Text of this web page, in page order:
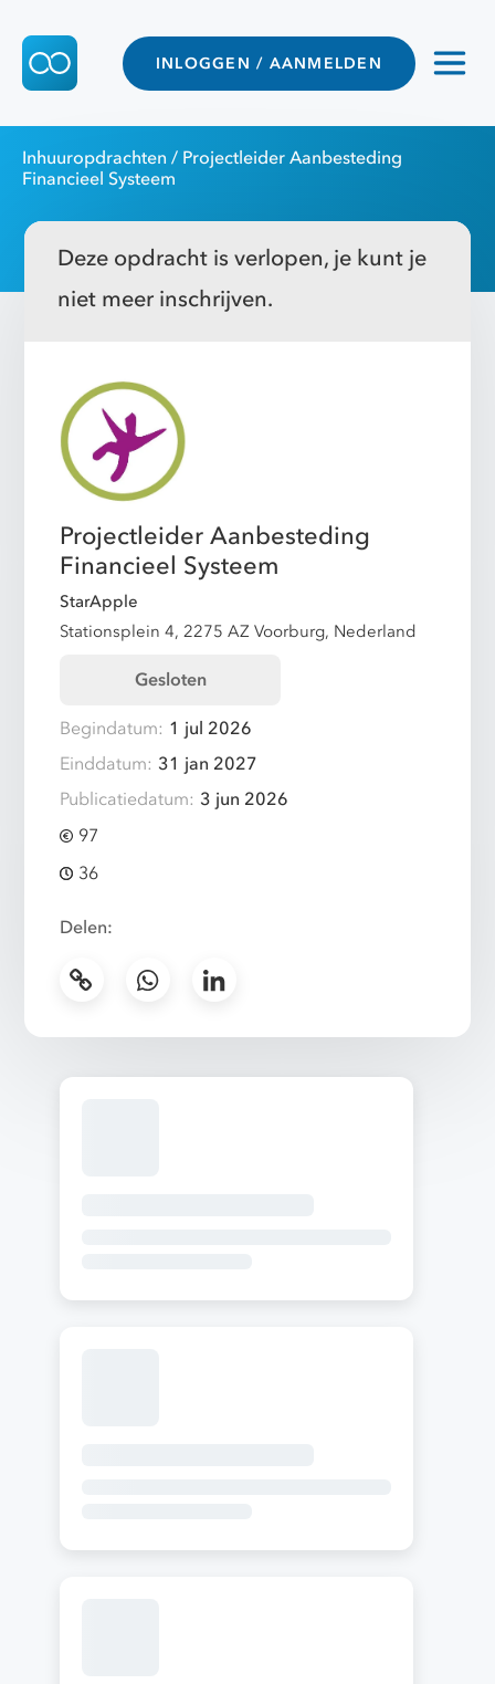
INLOGGEN / AANMELDEN
Inhuuropdrachten / Projectleider Aanbesteding
Financieel Systeem
Deze opdracht is verlopen, je kunt je
niet meer inschrijven.
Projectleider Aanbesteding
Financieel Systeem
StarApple
Stationsplein 4, 2275 AZ Voorburg, Nederland
Gesloten
Begindatum: 1 jul 2026
Einddatum: 31 jan 2027
Publicatiedatum: 3 jun 2026
97
36
Delen: